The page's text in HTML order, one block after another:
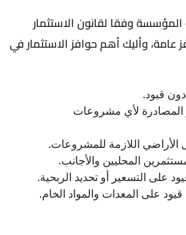
وفقا لقانون الاستثمار
عامة، وأليك أهم حوافز الاستثمار في
قيود.
المصادرة لأي مشروعات
اللازمة للمشروعات.
المحليين والأجانب.
التسعير أو تحديد الربحية.
على المعدات والمواد الخام.